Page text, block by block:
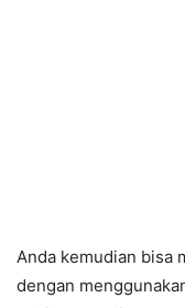
Anda kemudian bisa
dengan